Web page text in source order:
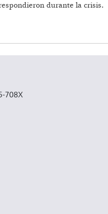
durante la crisis.
708X